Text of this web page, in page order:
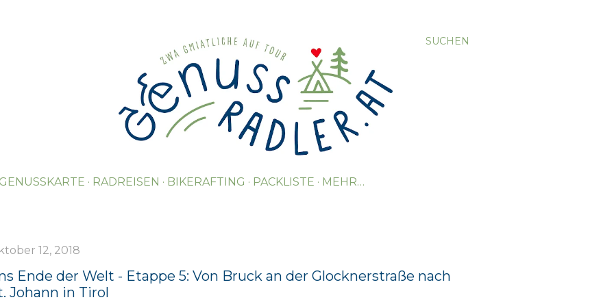
SUCHEN
RADREISEN BIKERAFTING PACKLISTE MEHR…
12, 2018
Ende der Welt - Etappe 5: Von Bruck an der Glocknerstraße nach
Johann in Tirol